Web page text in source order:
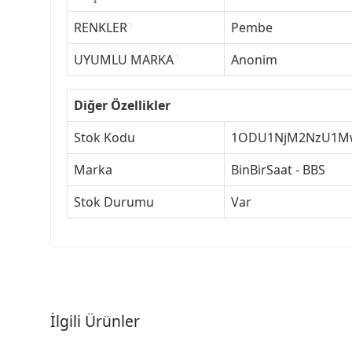
RENKLER
Pembe
UYUMLU MARKA
Anonim
Diğer Özellikler
Stok Kodu
Marka
BinBirSaat - BBS
Stok Durumu
Var
İlgili Ürünler